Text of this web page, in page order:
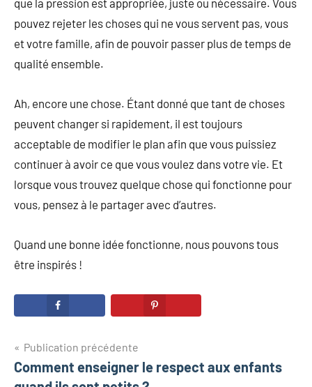
que la pression est appropriée, juste ou nécessaire. Vous
pouvez rejeter les choses qui ne vous servent pas, vous
et votre famille, afin de pouvoir passer plus de temps de
qualité ensemble.
Ah, encore une chose. Étant donné que tant de choses
peuvent changer si rapidement, il est toujours
acceptable de modifier le plan afin que vous puissiez
continuer à avoir ce que vous voulez dans votre vie. Et
lorsque vous trouvez quelque chose qui fonctionne pour
vous, pensez à le partager avec d’autres.
Quand une bonne idée fonctionne, nous pouvons tous
être inspirés !
Navigation
de
Publication précédente
Comment enseigner le respect aux enfants